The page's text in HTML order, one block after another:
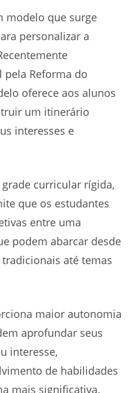
modelo que surge
personalizar a
Reforma do
oferece aos alunos
um itinerário
interesses e
curricular rígida,
que os estudantes
entre uma
podem abarcar desde
até temas
maior autonomia
aprofundar seus
interesse,
de habilidades
mais significativa.